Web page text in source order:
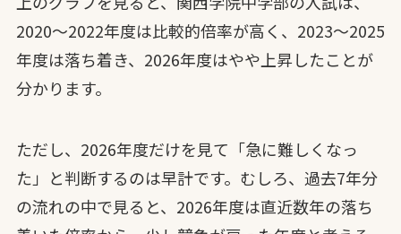
2020〜2022年度は比較的倍率が高く、2023〜2025
年度は落ち着き、2026年度はやや上昇したことが
分かります。
ただし、2026年度だけを見て「急に難しくなっ
た」と判断するのは早計です。むしろ、過去7年分
の流れの中で見ると、2026年度は直近数年の落ち